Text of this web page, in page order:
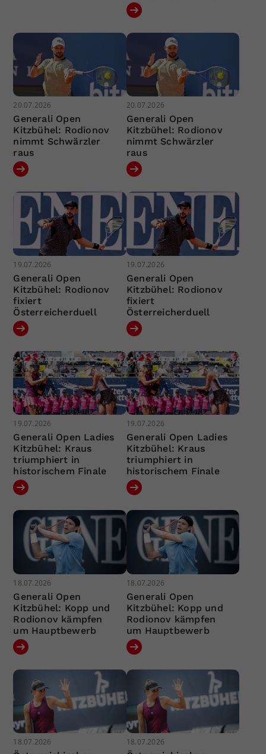
20.07.2026
Generali Open
Kitzbühel: Rodionov
nimmt Schwärzler
raus
20.07.2026
Generali Open
Kitzbühel: Rodionov
nimmt Schwärzler
raus
19.07.2026
Generali Open
Kitzbühel: Rodionov
fixiert
Österreicherduell
19.07.2026
Generali Open
Kitzbühel: Rodionov
fixiert
Österreicherduell
19.07.2026
Generali Open Ladies
Kitzbühel: Kraus
triumphiert in
historischem Finale
19.07.2026
Generali Open Ladies
Kitzbühel: Kraus
triumphiert in
historischem Finale
18.07.2026
Generali Open
Kitzbühel: Kopp und
Rodionov kämpfen
um Hauptbewerb
18.07.2026
Generali Open
Kitzbühel: Kopp und
Rodionov kämpfen
um Hauptbewerb
18.07.2026 18.07.2026